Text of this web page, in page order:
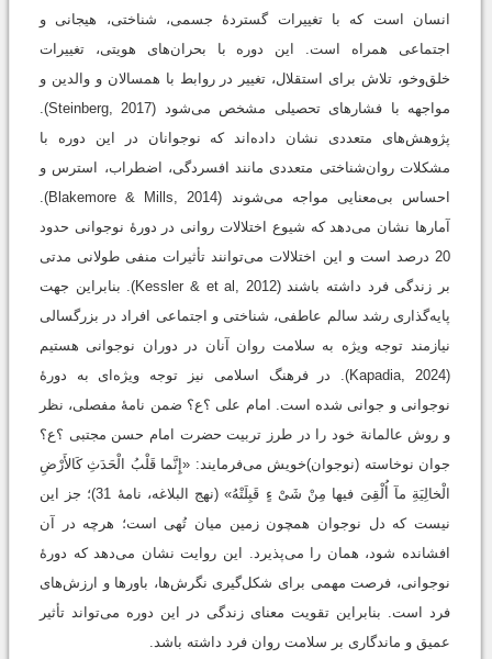
انسان است که با تغییرات گستردۀ جسمی، شناختی، هیجانی و
اجتماعی همراه است. این دوره با بحران‌های هویتی، تغییرات
خلق‌وخو، تلاش برای استقلال، تغییر در روابط با همسالان و والدین و
مواجهه با فشارهای تحصیلی مشخص می‌شود (Steinberg, 2017).
پژوهش‌های متعددی نشان داده‌اند که نوجوانان در این دوره با
مشکلات روان‌شناختی متعددی مانند افسردگی، اضطراب، استرس و
احساس بی‌معنایی مواجه می‌شوند (Blakemore & Mills, 2014).
آمارها نشان می‌دهد که شیوع اختلالات روانی در دورۀ نوجوانی حدود
20 درصد است و این اختلالات می‌توانند تأثیرات منفی طولانی ‌مدتی
بر زندگی فرد داشته باشند (Kessler & et al, 2012). بنابراین جهت
پایه‌گذاری رشد سالم عاطفی، شناختی و اجتماعی افراد در بزرگسالی
نیازمند توجه ویژه به سلامت روان آنان در دوران نوجوانی هستیم
(Kapadia, 2024). در فرهنگ اسلامی نیز توجه ویژه‌ای به دورۀ
نوجوانی و جوانی شده است. امام علی ؟ع؟ ضمن نامۀ مفصلی، نظر
و روش عالمانة خود را در طرز تربیت حضرت امام حسن مجتبی ؟ع؟
جوان نوخاسته (نوجوان)خویش ‌می‌فرمایند: «إِنَّما قَلْبُ الْحَدَثِ كَالأَرْضِ
الْخالِيَةِ مآ أُلْقِىَ فيها مِنْ شَىْ ءٍ قَبِلَتْهُ» (نهج البلاغه، نامۀ 31)؛ جز اين
نيست كه دل نوجوان همچون زمين ميان تُهى است؛ هرچه در آن
افشانده شود، همان را مى‌پذيرد. این روایت نشان می‌دهد که دورۀ
نوجوانی، فرصت مهمی برای شکل‌گیری نگرش‌ها، باورها و ارزش‌های
فرد است. بنابراین تقویت معنای زندگی در این دوره می‌تواند تأثیر
عمیق و ماندگاری بر سلامت روان فرد داشته باشد.